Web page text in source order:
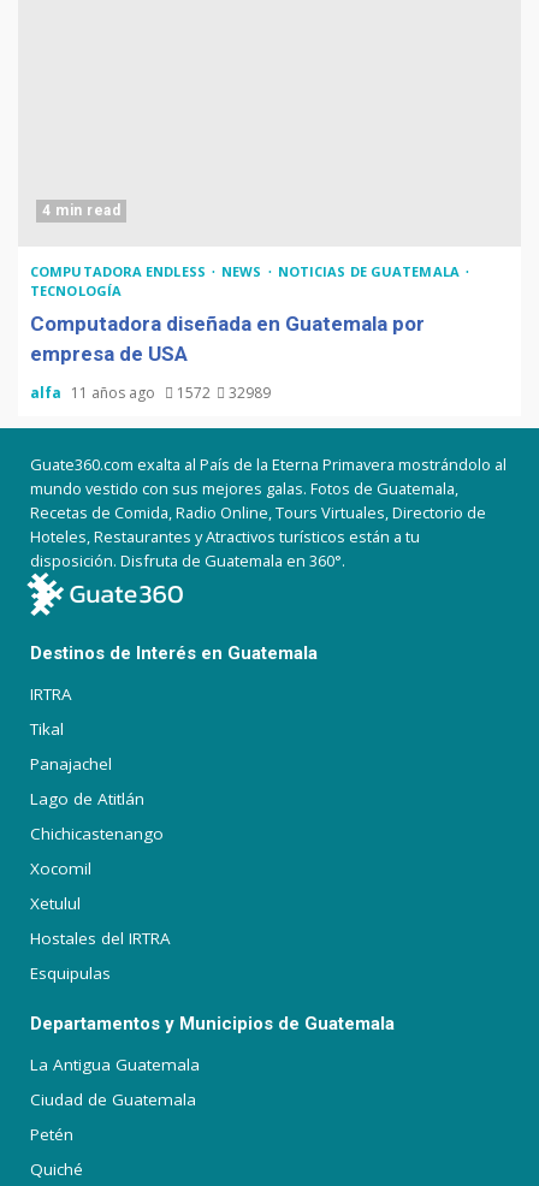
4 min read
COMPUTADORA ENDLESS NEWS
NOTICIAS DE GUATEMALA
TECNOLOGÍA
Computadora diseñada en Guatemala por
empresa de USA
alfa 11 años ago 1572 32989
Guate360.com exalta al País de la Eterna Primavera mostrándolo al
mundo vestido con sus mejores galas. Fotos de Guatemala,
Recetas de Comida, Radio Online, Tours Virtuales, Directorio de
Hoteles, Restaurantes y Atractivos turísticos están a tu
disposición. Disfruta de Guatemala en 360°.
Destinos de Interés en Guatemala
IRTRA
Tikal
Panajachel
Lago de Atitlán
Chichicastenango
Xocomil
Xetulul
Hostales del IRTRA
Esquipulas
Departamentos y Municipios de Guatemala
La Antigua Guatemala
Ciudad de Guatemala
Petén
Quiché